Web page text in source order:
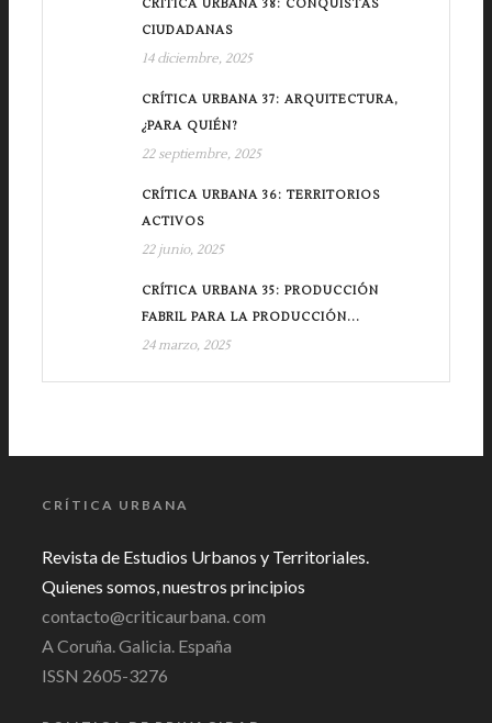
CRÍTICA URBANA 38: CONQUISTAS
CIUDADANAS
14 diciembre, 2025
CRÍTICA URBANA 37: ARQUITECTURA,
¿PARA QUIÉN?
22 septiembre, 2025
CRÍTICA URBANA 36: TERRITORIOS
ACTIVOS
22 junio, 2025
CRÍTICA URBANA 35: PRODUCCIÓN
FABRIL PARA LA PRODUCCIÓN...
24 marzo, 2025
CRÍTICA URBANA
Revista de Estudios Urbanos y Territoriales.
Quienes somos, nuestros principios
contacto@criticaurbana. com
A Coruña. Galicia. España
ISSN 2605-3276